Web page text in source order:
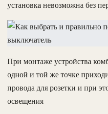
установка невозможна без
При монтаже устройства
одной и той же точке
провода для розетки и при
освещения